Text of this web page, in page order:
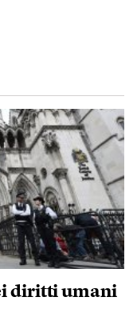
diritti umani